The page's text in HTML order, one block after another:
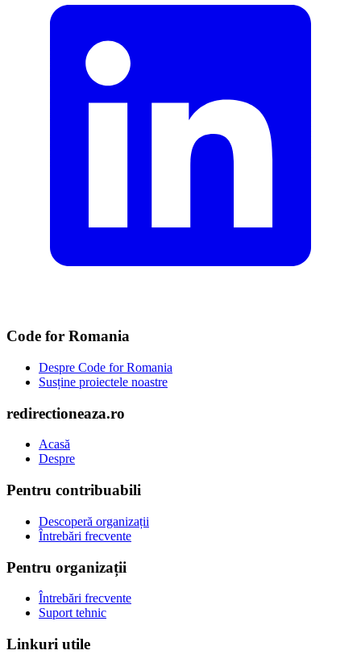
Code for Romania
Despre Code for Romania
Susține proiectele noastre
redirectioneaza.ro
Acasă
Despre
Pentru contribuabili
Descoperă organizații
Întrebări frecvente
Pentru organizații
Întrebări frecvente
Suport tehnic
Linkuri utile